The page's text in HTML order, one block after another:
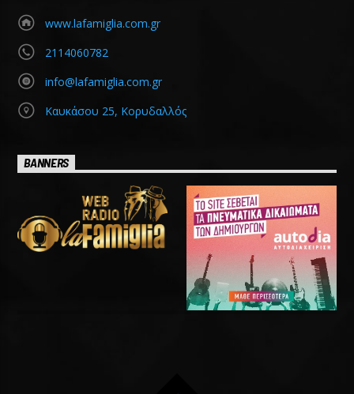
www.lafamiglia.com.gr
2114060782
info@lafamiglia.com.gr
Καυκάσου 25, Κορυδαλλός
BANNERS